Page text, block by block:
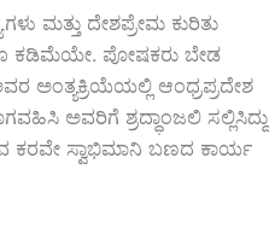
ಮತ್ತು ದೇಶಪ್ರೇಮ ಕುರಿತು
ಕಡಿಮೆಯೇ. ಪೋಷಕರು ಬೇಡ
ಅಂತ್ಯಕ್ರಿಯೆಯಲ್ಲಿ ಆಂಧ್ರಪ್ರದೇಶ
ಅವರಿಗೆ ಶ್ರದ್ಧಾಂಜಲಿ ಸಲ್ಲಿಸಿದ್ದು
ಕರವೇ ಸ್ವಾಭಿಮಾನಿ ಬಣದ ಕಾರ್ಯ